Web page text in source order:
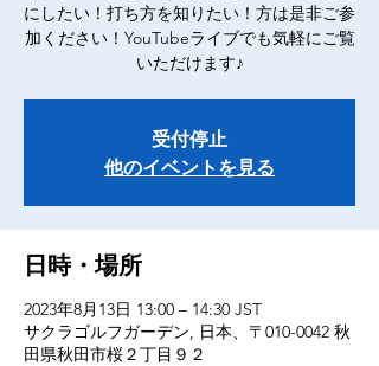
にしたい！打ち方を知りたい！方は是非ご参
加ください！YouTubeライブでも気軽にご覧
いただけます♪
受付停止
他のイベントを見る
日時・場所
2023年8月13日 13:00 – 14:30 JST
サクラゴルフガーデン, 日本、〒010-0042 秋
田県秋田市桜２丁目９２